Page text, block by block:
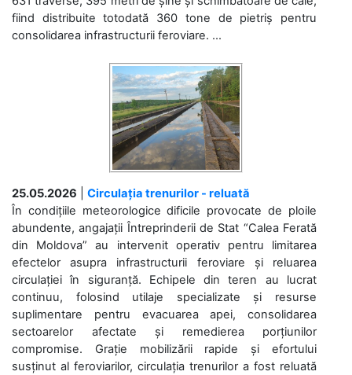
fiind distribuite totodată 360 tone de pietriș pentru
consolidarea infrastructurii feroviare. ...
25.05.2026
Circulația trenurilor - reluată
În condițiile meteorologice dificile provocate de ploile
abundente, angajații Întreprinderii de Stat “Calea Ferată
din Moldova” au intervenit operativ pentru limitarea
efectelor asupra infrastructurii feroviare și reluarea
circulației în siguranță. Echipele din teren au lucrat
continuu, folosind utilaje specializate și resurse
suplimentare pentru evacuarea apei, consolidarea
sectoarelor afectate și remedierea porțiunilor
compromise. Grație mobilizării rapide și efortului
susținut al feroviarilor, circulația trenurilor a fost reluată